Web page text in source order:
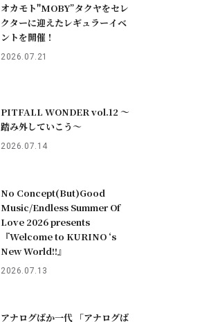
オカモト"MOBY”タクヤをセレ
クターに迎えたレギュラーイベ
ントを開催！
2026.07.21
PITFALL WONDER vol.12 ～
踏み外していこう〜
2026.07.14
No Concept(But)Good
Music/Endless Summer Of
Love 2026 presents
『Welcome to KURINO ‘s
New World!!』
2026.07.13
アナログばか一代 「アナログば